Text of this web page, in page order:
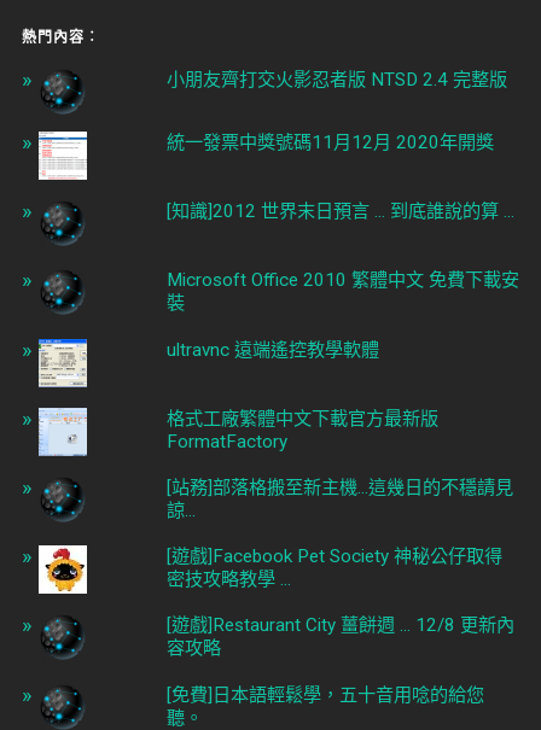
熱門內容︰
小朋友齊打交火影忍者版 NTSD 2.4 完整版
統一發票中獎號碼11月12月 2020年開獎
[知識]2012 世界末日預言 ... 到底誰說的算 ...
Microsoft Office 2010 繁體中文 免費下載安
裝
ultravnc 遠端遙控教學軟體
格式工廠繁體中文下載官方最新版
FormatFactory
[站務]部落格搬至新主機...這幾日的不穩請見
諒...
[遊戲]Facebook Pet Society 神秘公仔取得
密技攻略教學 ...
[遊戲]Restaurant City 薑餅週 ... 12/8 更新內
容攻略
[免費]日本語輕鬆學，五十音用唸的給您
聽。